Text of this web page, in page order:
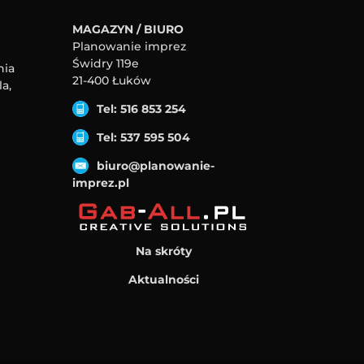
MAGAZYN / BIURO
Planowanie imprez
Świdry 119e
21-400 Łuków
Tel: 516 853 254
Tel: 537 595 504
biuro@planowanie-
imprez.pl
Na skróty
Aktualności